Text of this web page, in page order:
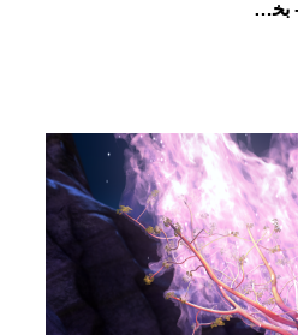
موسی و بوته‌ی سوزان - بخش دوم